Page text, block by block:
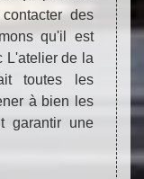
des
qu'il est
L'atelier de la
toutes les
à bien les
garantir une
être
la
des